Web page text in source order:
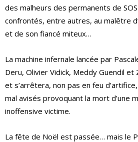
des malheurs des permanents de
confrontés, entre autres, au malêtre
et de son fiancé miteux…
La machine infernale lancée par
Deru, Olivier Vidick, Meddy Guendil
et s’arrêtera, non pas en feu
mal avisés provoquant la mort d’une
inoffensive victime.
La fête de Noël est passée… mais le